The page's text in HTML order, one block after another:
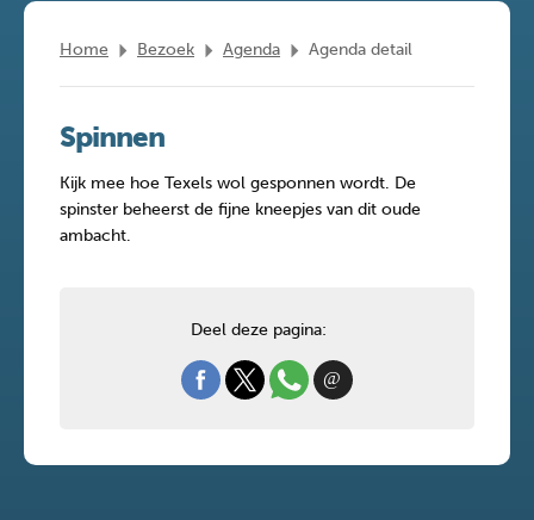
Home Bezoek Agenda Agenda detail
Spinnen
Kijk mee hoe Texels wol gesponnen wordt. De
spinster beheerst de fijne kneepjes van dit oude
ambacht.
Deel deze pagina: